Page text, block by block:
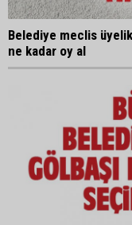
Belediye meclis
ne kadar oy al